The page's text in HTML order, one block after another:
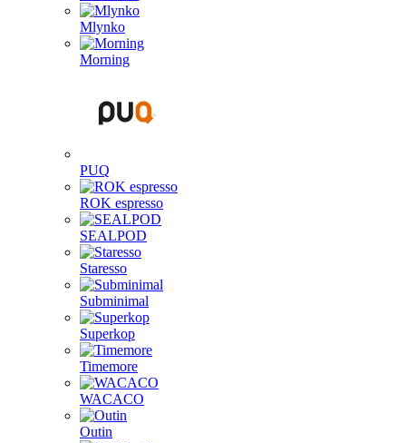
Mlynko
Morning
PUQ
ROK espresso
SEALPOD
Staresso
Subminimal
Superkop
Timemore
WACACO
Outin